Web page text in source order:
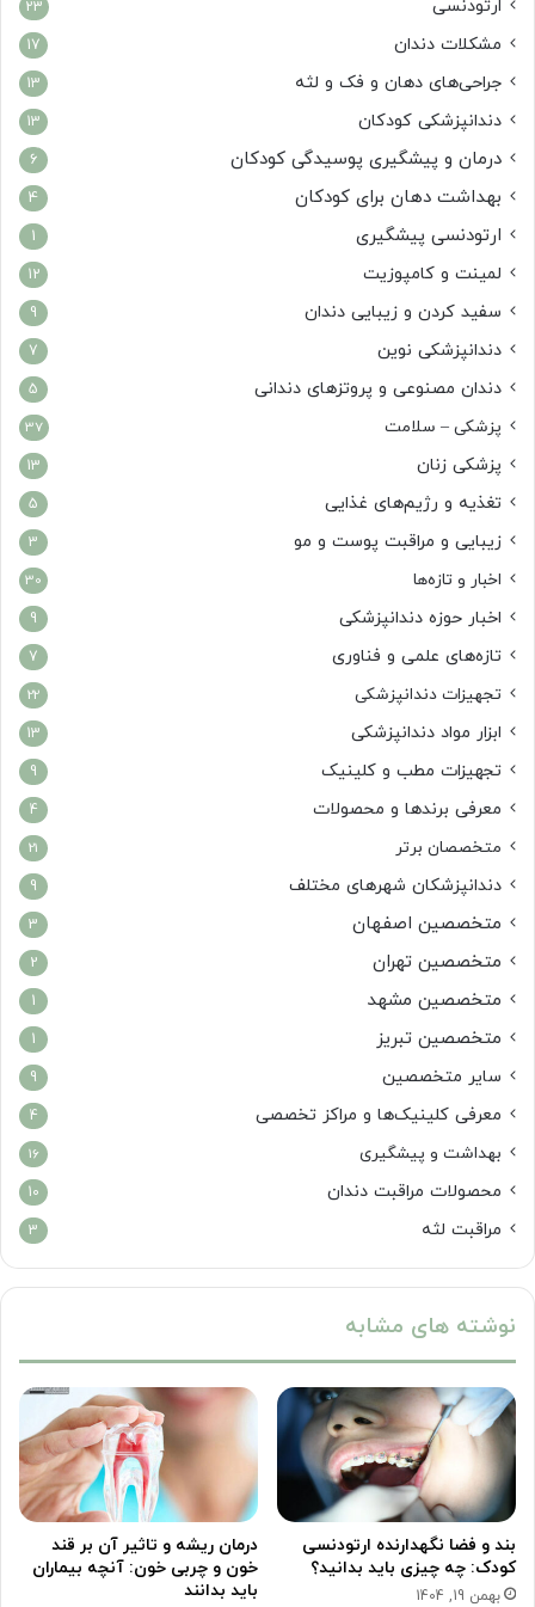
ارتودنسی 23
مشکلات دندان 17
جراحی‌های دهان و فک و لثه 13
دندانپزشکی کودکان 13
درمان و پیشگیری پوسیدگی کودکان 6
بهداشت دهان برای کودکان 4
ارتودنسی پیشگیری 1
لمینت و کامپوزیت 12
سفید کردن و زیبایی دندان 9
دندانپزشکی نوین 7
دندان مصنوعی و پروتزهای دندانی 5
پزشکی – سلامت 37
پزشکی زنان 13
تغذیه و رژیم‌های غذایی 5
زیبایی و مراقبت پوست و مو 3
اخبار و تازه‌ها 30
اخبار حوزه دندانپزشکی 9
تازه‌های علمی و فناوری 7
تجهیزات دندانپزشکی 22
ابزار مواد دندانپزشکی 13
تجهیزات مطب و کلینیک 9
معرفی برندها و محصولات 4
متخصصان برتر 21
دندانپزشکان شهرهای مختلف 9
متخصصین اصفهان 3
متخصصین تهران 2
متخصصین مشهد 1
متخصصین تبریز 1
سایر متخصصین 9
معرفی کلینیک‌ها و مراکز تخصصی 4
بهداشت و پیشگیری 16
محصولات مراقبت دندان 10
مراقبت لثه 3
نوشته های مشابه
بند و فضا نگهدارنده ارتودنسی
کودک: چه چیزی باید بدانید؟
بهمن 19, 1404
درمان ریشه و تاثیر آن بر قند
خون و چربی خون: آنچه بیماران
باید بدانند